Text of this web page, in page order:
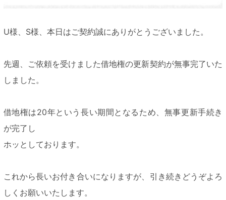
U様、S様、本日はご契約誠にありがとうございました。
先週、ご依頼を受けました借地権の更新契約が無事完了いた
しました。
借地権は20年という長い期間となるため、無事更新手続き
が完了し
ホッとしております。
これから長いお付き合いになりますが、引き続きどうぞよろ
しくお願いいたします。